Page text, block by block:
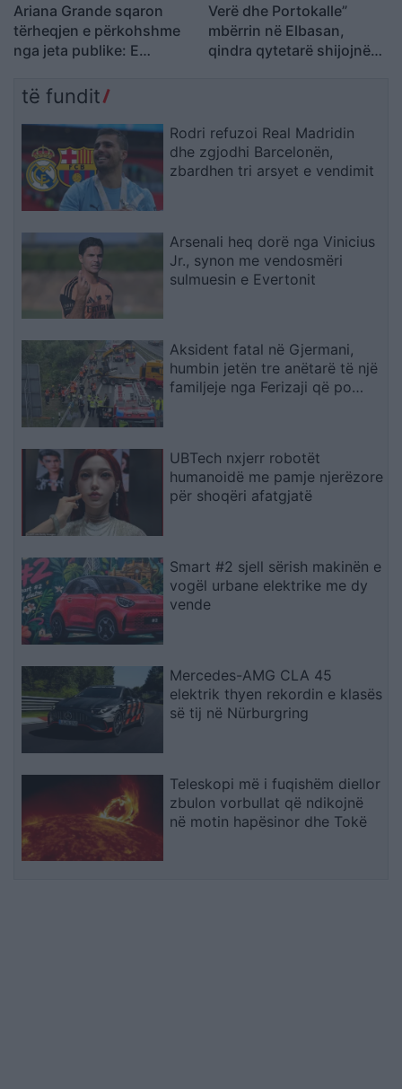
Ariana Grande sqaron
tërheqjen e përkohshme
nga jeta publike: E
Verë dhe Portokalle”
mbërrin në Elbasan,
qindra qytetarë shijojnë
të fundit
Rodri refuzoi Real Madridin
dhe zgjodhi Barcelonën,
zbardhen tri arsyet e vendimit
Arsenali heq dorë nga Vinicius
Jr., synon me vendosmëri
sulmuesin e Evertonit
Aksident fatal në Gjermani,
humbin jetën tre anëtarë të një
familjeje nga Ferizaji që po
UBTech nxjerr robotët
humanoidë me pamje njerëzore
për shoqëri afatgjatë
Smart #2 sjell sërish makinën e
vogël urbane elektrike me dy
vende
Mercedes-AMG CLA 45
elektrik thyen rekordin e klasës
së tij në Nürburgring
Teleskopi më i fuqishëm diellor
zbulon vorbullat që ndikojnë
në motin hapësinor dhe Tokë